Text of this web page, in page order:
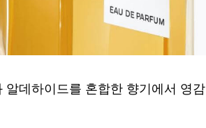
데하이드를 혼합한 향기에서 영감